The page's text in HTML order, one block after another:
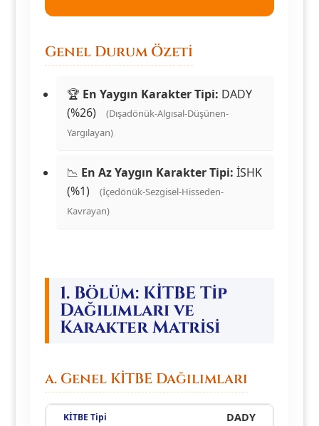
Genel Durum Özeti
🏆 En Yaygın Karakter Tipi: DADY
(%26)
(Dışadönük-Algısal-Düşünen-
Yargılayan)
📉 En Az Yaygın Karakter Tipi: İSHK
(%1)
(İçedönük-Sezgisel-Hisseden-
Kavrayan)
1. Bölüm: KİTBE Tip
Dağılımları ve
Karakter Matrisi
a. Genel KİTBE Dağılımları
DADY